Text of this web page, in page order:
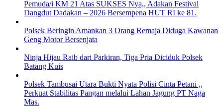
Pemuda/i KM 21 Atas SUKSES Nya,, Adakan Festival
Dangdut Dadakan – 2026 Bersempena HUT RI ke 81.
Polsek Beringin Amankan 3 Orang Remaja Diduga Kawanan
Geng Motor Bersenjata
Ninja Hijau Raib dari Parkiran, Tiga Pria Diciduk Polsek
Batang Kuis
Polsek Tambusai Utara Bukti Nyata Polisi Cinta Petani ,,
Perkuat Stabilitas Pangan melalui Lahan Jagung PT Naga
Mas.